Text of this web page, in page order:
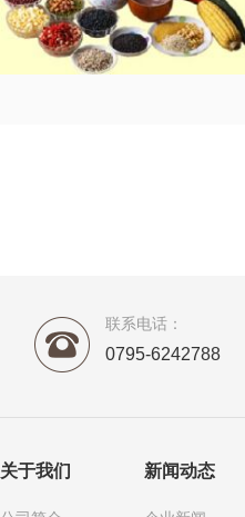
联系电话：
0795-6242788
关于我们 新闻动态